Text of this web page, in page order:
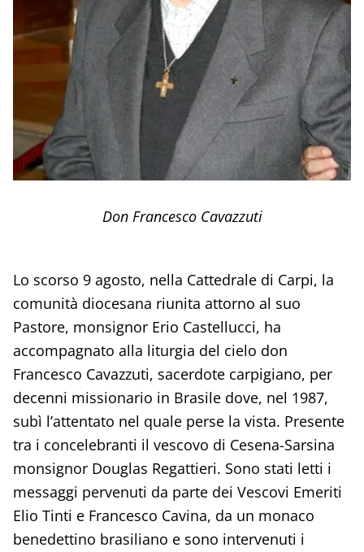
Don Francesco Cavazzuti
Lo scorso 9 agosto, nella Cattedrale di Carpi, la
comunità diocesana riunita attorno al suo
Pastore, monsignor Erio Castellucci, ha
accompagnato alla liturgia del cielo don
Francesco Cavazzuti, sacerdote carpigiano, per
decenni missionario in Brasile dove, nel 1987,
subì l’attentato nel quale perse la vista. Presente
tra i concelebranti il vescovo di Cesena-Sarsina
monsignor Douglas Regattieri. Sono stati letti i
messaggi pervenuti da parte dei Vescovi Emeriti
Elio Tinti e Francesco Cavina, da un monaco
benedettino brasiliano e sono intervenuti i